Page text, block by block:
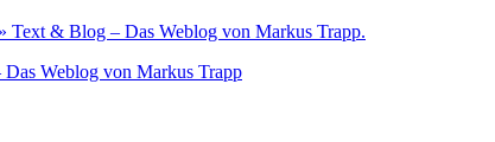
Text & Blog – Das Weblog von Markus Trapp.
Weblog von Markus Trapp